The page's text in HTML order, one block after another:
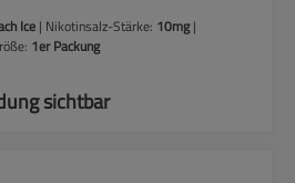
Ice | Nikotinsalz-Stärke: 10mg|
1er Packung
sichtbar